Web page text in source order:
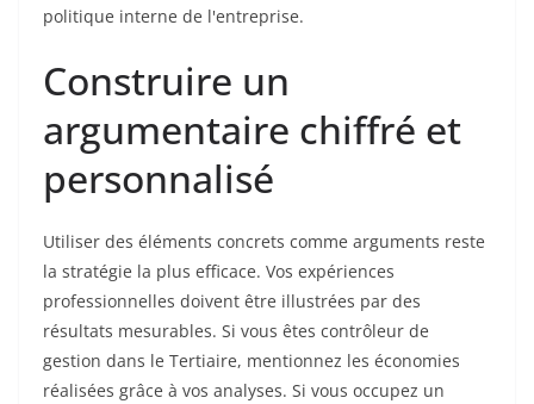
politique interne de l'entreprise.
Construire un
argumentaire chiffré et
personnalisé
Utiliser des éléments concrets comme arguments reste
la stratégie la plus efficace. Vos expériences
professionnelles doivent être illustrées par des
résultats mesurables. Si vous êtes contrôleur de
gestion dans le Tertiaire, mentionnez les économies
réalisées grâce à vos analyses. Si vous occupez un